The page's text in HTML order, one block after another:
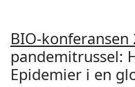
BIO-konferansen
pandemitrussel:
Epidemier i en